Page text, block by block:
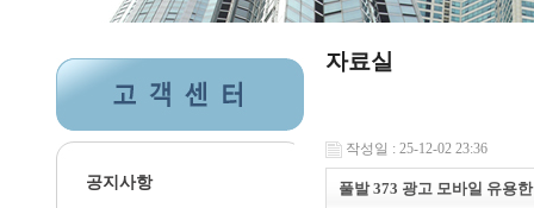
공지사항
자료실
작성일 : 25-12-02 23:36
풀발 373 광고 모바일 유용